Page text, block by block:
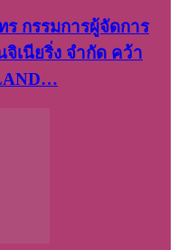
กรรมการ​ผู้จัดการ
เนีย​ริ่ง​ จำกัด คว้า